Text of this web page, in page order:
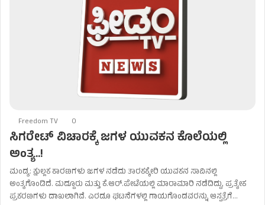
Freedom TV 0
ಸಿಗರೇಟ್ ವಿಚಾರಕ್ಕೆ ಜಗಳ ಯುವಕನ ಕೊಲೆಯಲ್ಲಿ
ಅಂತ್ಯ..!
ಮಂಡ್ಯ: ಕ್ಷುಲ್ಲಕ ಕಾರಣಗಳು ಜಗಳ ನಡೆದು ತಾರಕಕ್ಕೇರಿ ಯುವಕನ ಸಾವಿನಲ್ಲಿ
ಅಂತ್ಯಗೊಂಡಿದೆ. ಮದ್ದೂರು ಮತ್ತು ಕೆ.ಆರ್.ಪೇಟೆಯಲ್ಲಿ ಮಾರಾಮಾರಿ ನಡೆದಿದ್ದು, ಪ್ರತ್ಯೇಕ
ಪ್ರಕರಣಗಳು ದಾಖಲಾಗಿವೆ. ಎರಡೂ ಘಟನೆಗಳಲ್ಲಿ ಗಾಯಗೊಂಡವರನ್ನು ಆಸ್ಪತ್ರೆಗೆ…